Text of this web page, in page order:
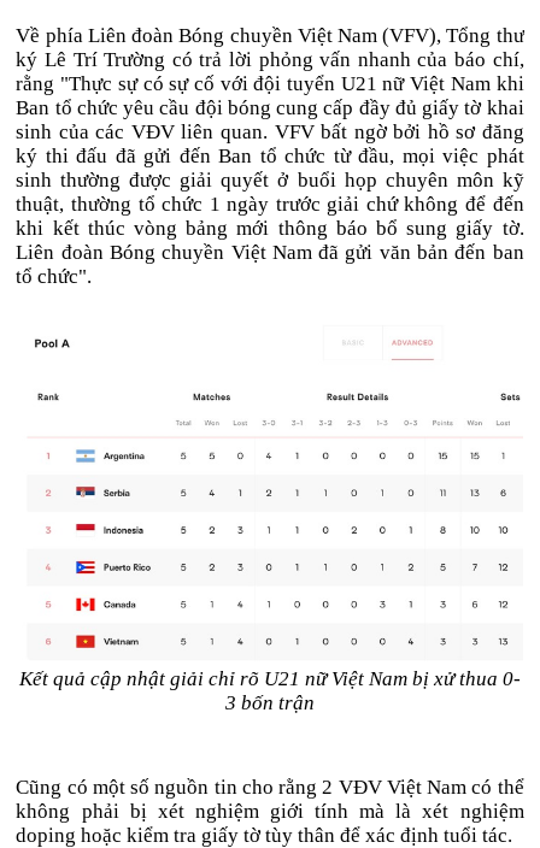
Về phía Liên đoàn Bóng chuyền Việt Nam (VFV), Tổng thư
ký Lê Trí Trường có trả lời phỏng vấn nhanh của báo chí,
rằng "Thực sự có sự cố với đội tuyển U21 nữ Việt Nam khi
Ban tổ chức yêu cầu đội bóng cung cấp đầy đủ giấy tờ khai
sinh của các VĐV liên quan. VFV bất ngờ bởi hồ sơ đăng
ký thi đấu đã gửi đến Ban tổ chức từ đầu, mọi việc phát
sinh thường được giải quyết ở buổi họp chuyên môn kỹ
thuật, thường tổ chức 1 ngày trước giải chứ không để đến
khi kết thúc vòng bảng mới thông báo bổ sung giấy tờ.
Liên đoàn Bóng chuyền Việt Nam đã gửi văn bản đến ban
tổ chức".
Kết quả cập nhật giải chỉ rõ U21 nữ Việt Nam bị xử thua 0-
3 bốn trận
Cũng có một số nguồn tin cho rằng 2 VĐV Việt Nam có thể
không phải bị xét nghiệm giới tính mà là xét nghiệm
doping hoặc kiểm tra giấy tờ tùy thân để xác định tuổi tác.